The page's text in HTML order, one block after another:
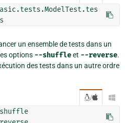
un ensemble de tests dans un
options --shuffleet --reverse.
des tests dans un autre ordre
/ 